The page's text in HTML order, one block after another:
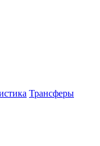
Трансферы